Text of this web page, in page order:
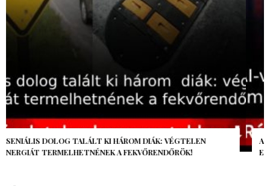
AZ AI-VILÁGVÉGE ÁRNYÉKA, CSAK PÁR ÓRA VOLT, MÉGIS AZ
EGÉSZ VILÁG MEGÉREZTE…